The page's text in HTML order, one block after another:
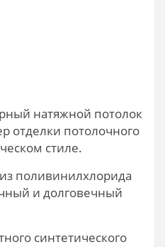
натяжной потолок
отделки потолочного
стиле.
поливинилхлорида
и долговечный
синтетического